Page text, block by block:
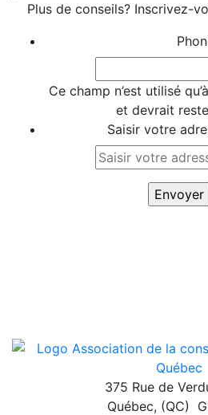
Plus de conseils? Inscrivez-
Ce champ n’est utilisé
et devrait
Saisir votre
375 Rue de
Québec, (QC)